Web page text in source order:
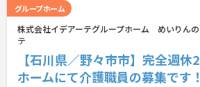
グループホーム
株式会社イデアーテグループホーム めいりん
テ
【石川県／野々市市】完全週
ホームにて介護職員の募集です！